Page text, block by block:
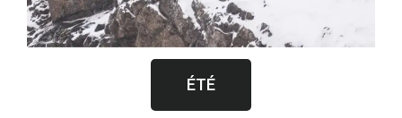
ÉTÉ